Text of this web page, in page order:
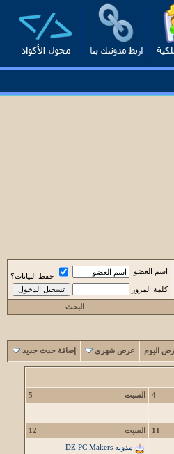
اسم العضو
حفظ البيانات؟
كلمة المرور
البحث
اليوم عرض شهري إضافة حدث جديد
4
5 السبت
11
12 السبت
مدونة DZ PC Makers